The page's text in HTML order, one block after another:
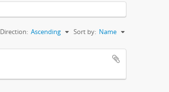
Sort by: Name
Direction: Ascending